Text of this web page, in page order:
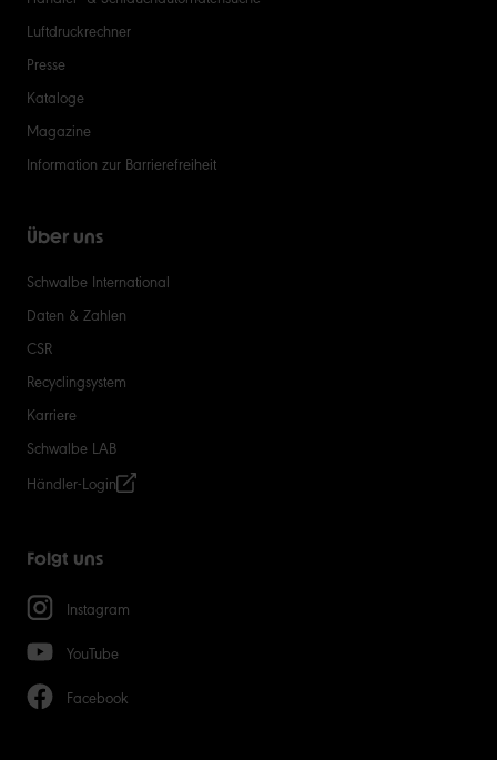
Luftdruckrechner
Presse
Kataloge
Magazine
Information zur Barrierefreiheit
Über uns
Schwalbe International
Daten & Zahlen
CSR
Recyclingsystem
Karriere
Schwalbe LAB
Händler-Login
Folgt uns
Instagram
YouTube
Facebook